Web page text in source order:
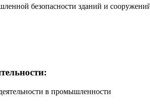
безопасности зданий и
в промышленности